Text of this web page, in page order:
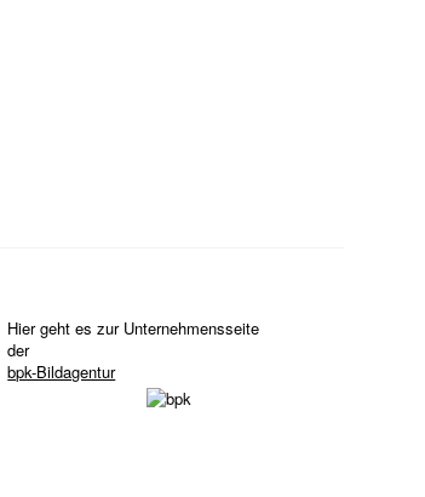
Hier geht es zur Unternehmensseite
der
bpk-Bildagentur